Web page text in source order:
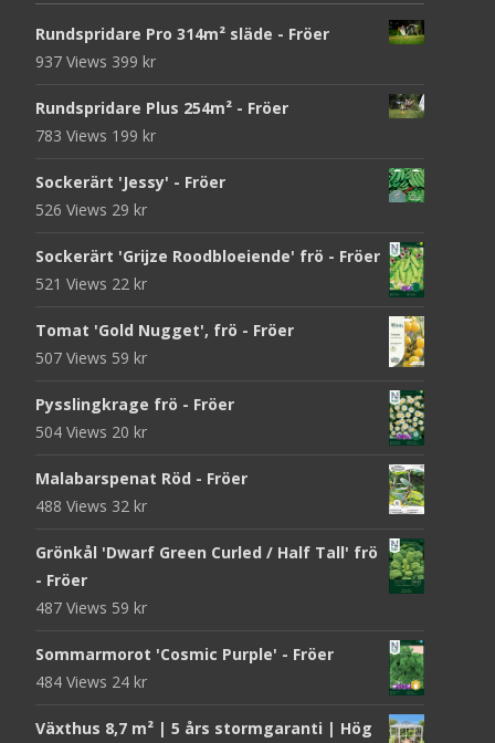
Rundspridare Pro 314m² släde - Fröer
937 Views 399 kr
Rundspridare Plus 254m² - Fröer
783 Views 199 kr
Sockerärt 'Jessy' - Fröer
526 Views 29 kr
Sockerärt 'Grijze Roodbloeiende' frö - Fröer
521 Views 22 kr
Tomat 'Gold Nugget', frö - Fröer
507 Views 59 kr
Pysslingkrage frö - Fröer
504 Views 20 kr
Malabarspenat Röd - Fröer
488 Views 32 kr
Grönkål 'Dwarf Green Curled / Half Tall' frö
- Fröer
487 Views 59 kr
Sommarmorot 'Cosmic Purple' - Fröer
484 Views 24 kr
Växthus 8,7 m² | 5 års stormgaranti | Hög